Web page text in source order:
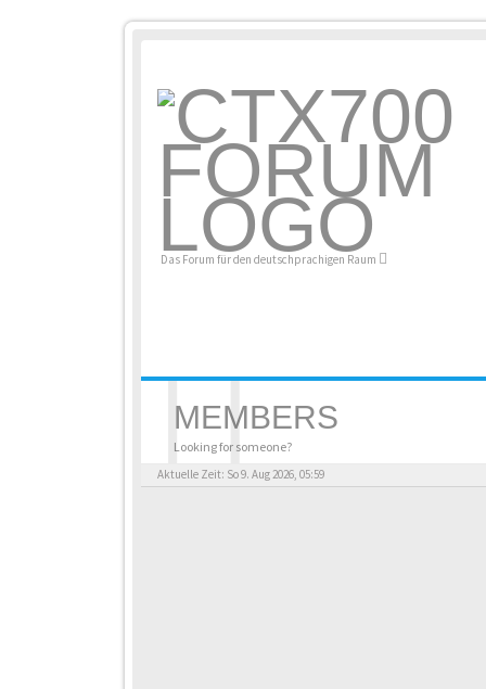
Das Forum für den deutschprachigen Raum
MEMBERS
Looking for someone?
Aktuelle Zeit: So 9. Aug 2026, 05:59